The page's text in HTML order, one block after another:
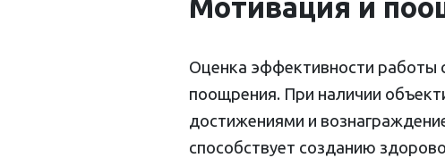
Мотивация и
Оценка эффективности работы
поощрения. При наличии
достижениями и
способствует созданию